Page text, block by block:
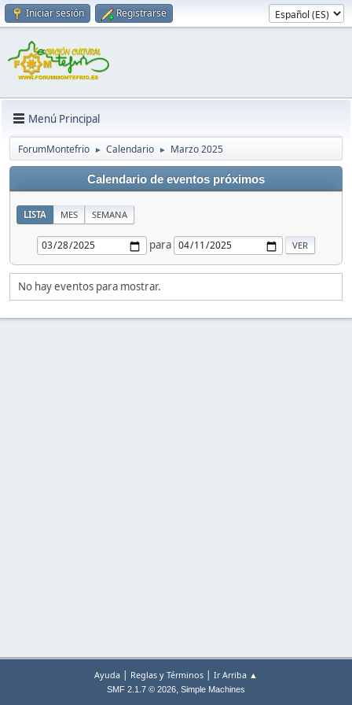
Iniciar sesión Registrarse
Menú Principal
ForumMontefrio ► Calendario ► Marzo 2025
Calendario de eventos próximos
LISTA MES SEMANA
para
No hay eventos para mostrar.
Ayuda | Reglas y Términos | Ir Arriba ▲
SMF 2.1.7 © 2026, Simple Machines